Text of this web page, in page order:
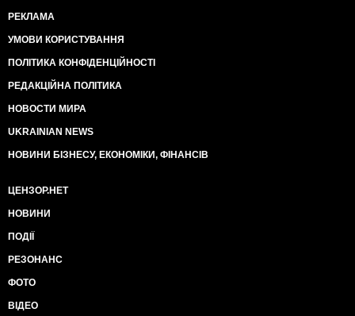
РЕКЛАМА
УМОВИ КОРИСТУВАННЯ
ПОЛІТИКА КОНФІДЕНЦІЙНОСТІ
РЕДАКЦІЙНА ПОЛІТИКА
НОВОСТИ МИРА
UKRAINIAN NEWS
НОВИНИ БІЗНЕСУ, ЕКОНОМІКИ, ФІНАНСІВ
ЦЕНЗОР.НЕТ
НОВИНИ
ПОДІЇ
РЕЗОНАНС
ФОТО
ВІДЕО